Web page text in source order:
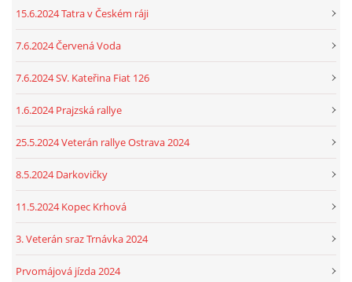
15.6.2024 Tatra v Českém ráji
7.6.2024 Červená Voda
7.6.2024 SV. Kateřina Fiat 126
1.6.2024 Prajzská rallye
25.5.2024 Veterán rallye Ostrava 2024
8.5.2024 Darkovičky
11.5.2024 Kopec Krhová
3. Veterán sraz Trnávka 2024
Prvomájová jízda 2024